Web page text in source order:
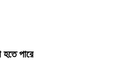
হতে পারে